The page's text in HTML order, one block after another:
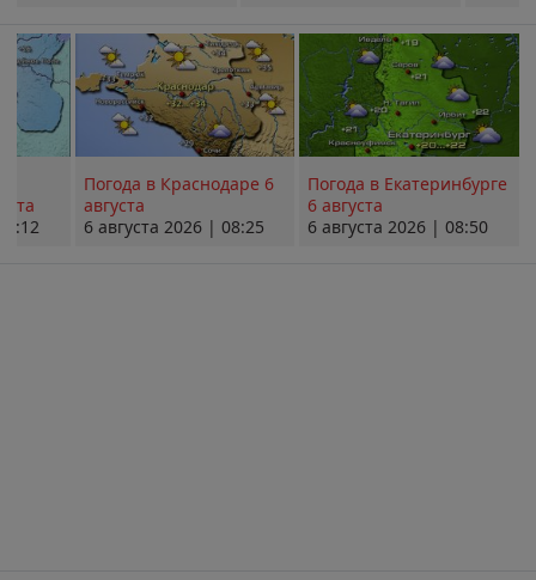
Погода в Краснодаре 6
августа
6 августа 2026 | 08:25
Погода в Екатеринбурге
6 августа
6 августа 2026 | 08:50